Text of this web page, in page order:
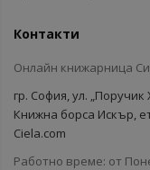
Контакти
Онлайн книжарница
гр. София, ул.
Книжна борса Искър,
Ciela.com
Работно време: от